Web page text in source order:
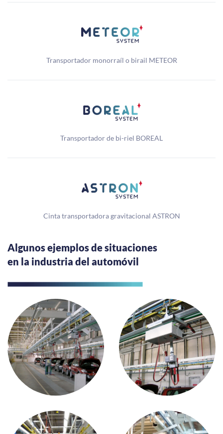
Transportador monorraíl o birail METEOR
Transportador de bi-riel BOREAL
Cinta transportadora gravitacional ASTRON
Algunos ejemplos de situaciones
en la industria del automóvil